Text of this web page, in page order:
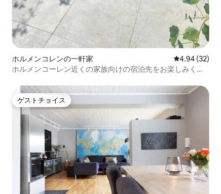
ホルメンコレンの一軒家 レビュー32
4.94 (32)
ホルメンコーレン近くの家族向けの宿泊先をお楽しみくだ
ゲストチョイス
ゲストチョイス